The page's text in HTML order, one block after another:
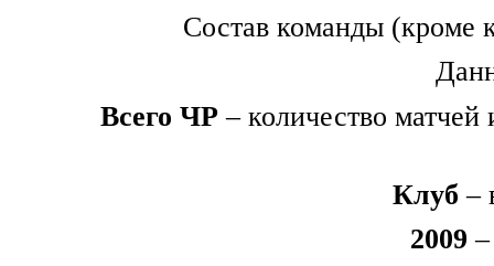
Состав команды (кроме
Всего ЧР – количество
Клуб –
2009 –